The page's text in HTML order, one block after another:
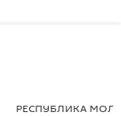
РЕСПУБЛИКА